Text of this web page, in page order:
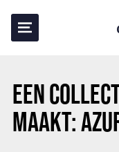
EEN
MAAKT:
TERUG NAAR